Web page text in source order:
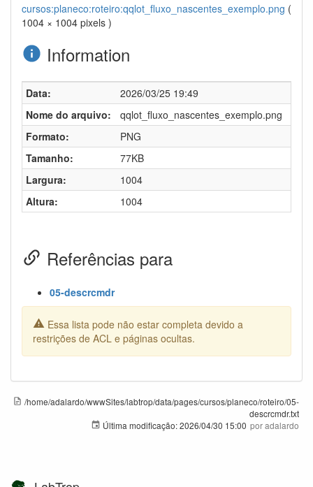
cursos:planeco:roteiro:qqlot_fluxo_nascentes_exemplo.png (
1004 × 1004 pixels )
Information
Data:
2026/03/25 19:49
Nome do arquivo:
qqlot_fluxo_nascentes_exemplo.png
Formato:
PNG
Tamanho:
77KB
Largura:
1004
Altura:
1004
Referências para
05-descrcmdr
Essa lista pode não estar completa devido a
restrições de ACL e páginas ocultas.
/home/adalardo/wwwSites/labtrop/data/pages/cursos/planeco/roteiro/05-
descrcmdr.txt
Última modificação:2026/04/30 15:00 poradalardo